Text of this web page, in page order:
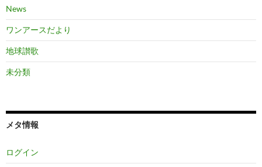
News
ワンアースだより
地球讃歌
未分類
メタ情報
ログイン